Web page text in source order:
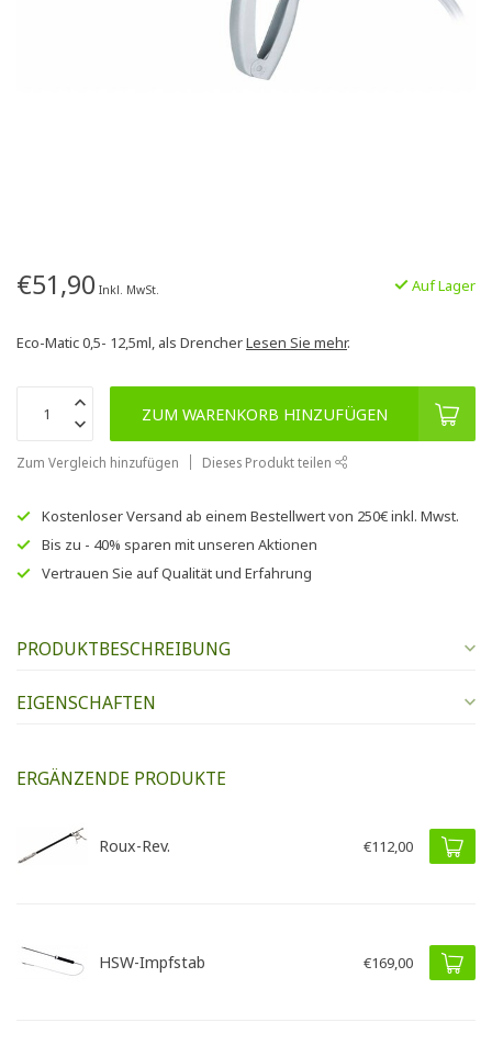
€51,90 Inkl. MwSt. Auf Lager
Eco-Matic 0,5- 12,5ml, als DrencherLesen Sie mehr.
ZUM WARENKORB HINZUFÜGEN
Zum Vergleich hinzufügen Dieses Produkt teilen
Kostenloser Versand ab einem Bestellwert von 250€inkl. Mwst.
Bis zu - 40% sparen mit unseren Aktionen
Vertrauen Sie aufQualität und Erfahrung
PRODUKTBESCHREIBUNG
EIGENSCHAFTEN
ERGÄNZENDE PRODUKTE
Roux-Rev. €112,00
HSW-Impfstab €169,00